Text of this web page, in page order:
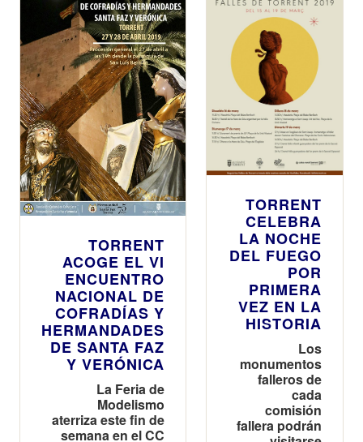
TORRENT
ACOGE EL VI
ENCUENTRO
NACIONAL DE
COFRADÍAS Y
HERMANDADES
DE SANTA FAZ
Y VERÓNICA
La Feria de
Modelismo
aterriza este fin de
semana en el CC
TORRENT
CELEBRA
LA NOCHE
DEL FUEGO
POR
PRIMERA
VEZ EN LA
HISTORIA
Los
monumentos
falleros de
cada
comisión
fallera podrán